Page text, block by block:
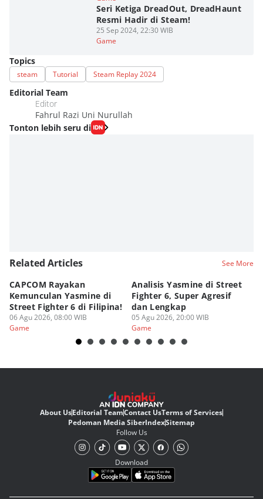
Seri Ketiga DreadOut, DreadHaunt
Resmi Hadir di Steam!
25 Sep 2024, 22:30 WIB
Game
Topics
steam Tutorial Steam Replay 2024
Editorial Team
Editor
Fahrul Razi Uni Nurullah
Tonton lebih seru di
Related Articles See More
CAPCOM Rayakan
Kemunculan Yasmine di
Street Fighter 6 di Filipina!
06 Agu 2026, 08:00 WIB
Game
Analisis Yasmine di Street
Fighter 6, Super Agresif
dan Lengkap
05 Agu 2026, 20:00 WIB
Game
About UsEditorial TeamContact UsTerms of Services
Pedoman Media SiberIndexSitemap
Follow Us
Download